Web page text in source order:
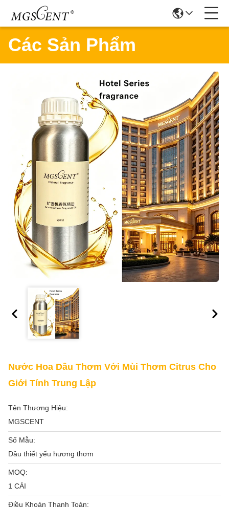
Các Sản Phẩm
Nước Hoa Dầu Thơm Với Mùi Thơm Citrus Cho
Giới Tính Trung Lập
Tên Thương Hiệu:
MGSCENT
Số Mẫu:
Dầu thiết yếu hương thơm
MOQ:
1 CÁI
Điều Khoản Thanh Toán: